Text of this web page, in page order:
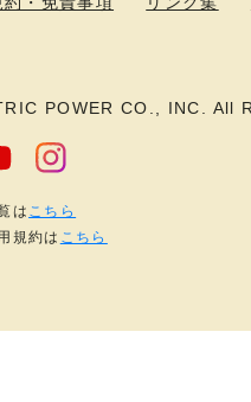
POWER CO., INC. All
は こちら
規約は こちら